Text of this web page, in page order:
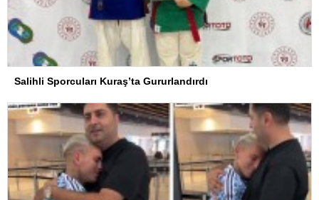
Salihli Sporcuları Kuraş’ta Gururlandırdı